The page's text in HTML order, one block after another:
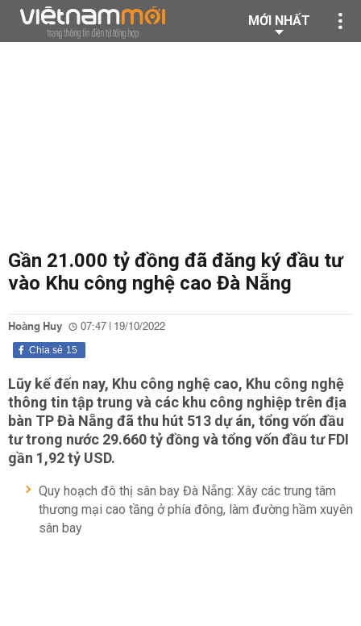
MỚI NHẤT
Gần 21.000 tỷ đồng đã đăng ký đầu tư
vào Khu công nghệ cao Đà Nẵng
Hoàng Huy 07:47 | 19/10/2022
15
Chia sẻ
Lũy kế đến nay, Khu công nghệ cao, Khu công nghệ
thông tin tập trung và các khu công nghiệp trên địa
bàn TP Đà Nẵng đã thu hút 513 dự án, tổng vốn đầu
tư trong nước 29.660 tỷ đồng và tổng vốn đầu tư FDI
gần 1,92 tỷ USD.
Quy hoạch đô thị sân bay Đà Nẵng: Xây các trung tâm
thương mại cao tầng ở phía đông, làm đường hầm xuyên
sân bay